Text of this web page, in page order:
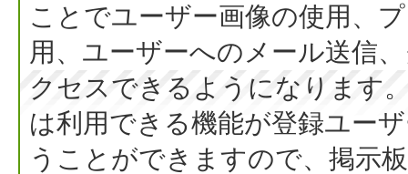
ことでユーザー画像の使用、
用、ユーザーへのメール送信
クセスできるようになります
は利用できる機能が登録ユー
うことができますので、掲示